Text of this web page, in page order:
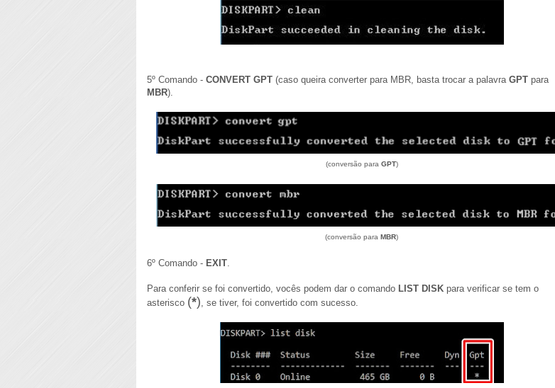
5º Comando - CONVERT GPT (caso queira converter para MBR, basta trocar a palavra GPT para
MBR).
(conversão para GPT)
(conversão para MBR)
6º Comando - EXIT
Para conferir se foi convertido, vocês podem dar o comando LIST DISK para verificar se tem o
asterisco (*) , se tiver, foi convertido com sucesso.